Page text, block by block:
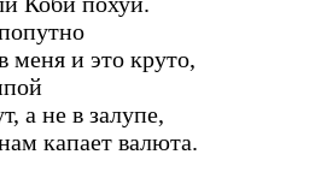
меня и это круто,
а не в залупе,
капает валюта.